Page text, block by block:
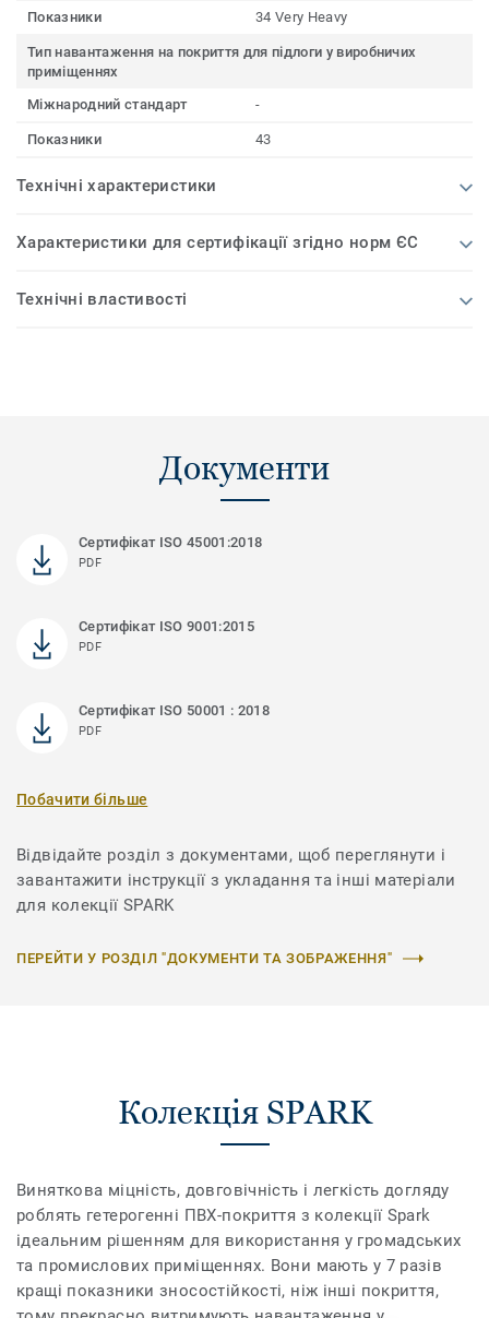
Показники 34 Very Heavy
Тип навантаження на покриття для підлоги у виробничих
приміщеннях
Міжнародний стандарт
-
Показники 43
Технічні характеристики
Характеристики для сертифікації згідно норм ЄС
Технічні властивості
Документи
Сертифікат ISO 45001:2018
PDF
Сертифікат ISO 9001:2015
PDF
Сертифікат ISO 50001 : 2018
PDF
Побачити більше
Відвідайте розділ з документами, щоб переглянути і
завантажити інструкції з укладання та інші матеріали
для колекції SPARK
ПЕРЕЙТИ У РОЗДІЛ "ДОКУМЕНТИ ТА ЗОБРАЖЕННЯ"
Колекція SPARK
Виняткова міцність, довговічність і легкість догляду
роблять гетерогенні ПВХ-покриття з колекції Spark
ідеальним рішенням для використання у громадських
та промислових приміщеннях. Вони мають у 7 разів
кращі показники зносостійкості, ніж інші покриття,